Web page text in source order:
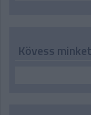
Kövess